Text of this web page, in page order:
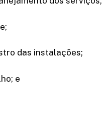
das instalações;
e